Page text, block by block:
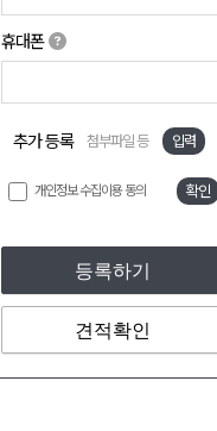
휴대폰
추가 등록 첨부파일 등 입력
개인정보 수집이용 동의 확인
등록하기
견적확인